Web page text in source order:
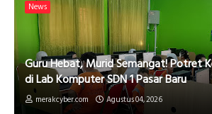
News
Guru Hebat, Murid Semangat! Potret
di Lab Komputer SDN 1 Pasar Baru
merakcyber.com Agustus 04, 2026